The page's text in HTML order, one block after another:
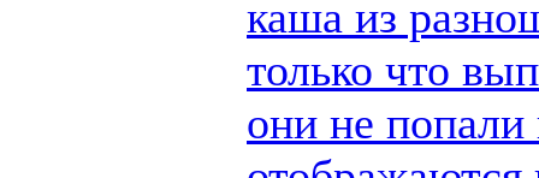
каша из
только что
они не попали